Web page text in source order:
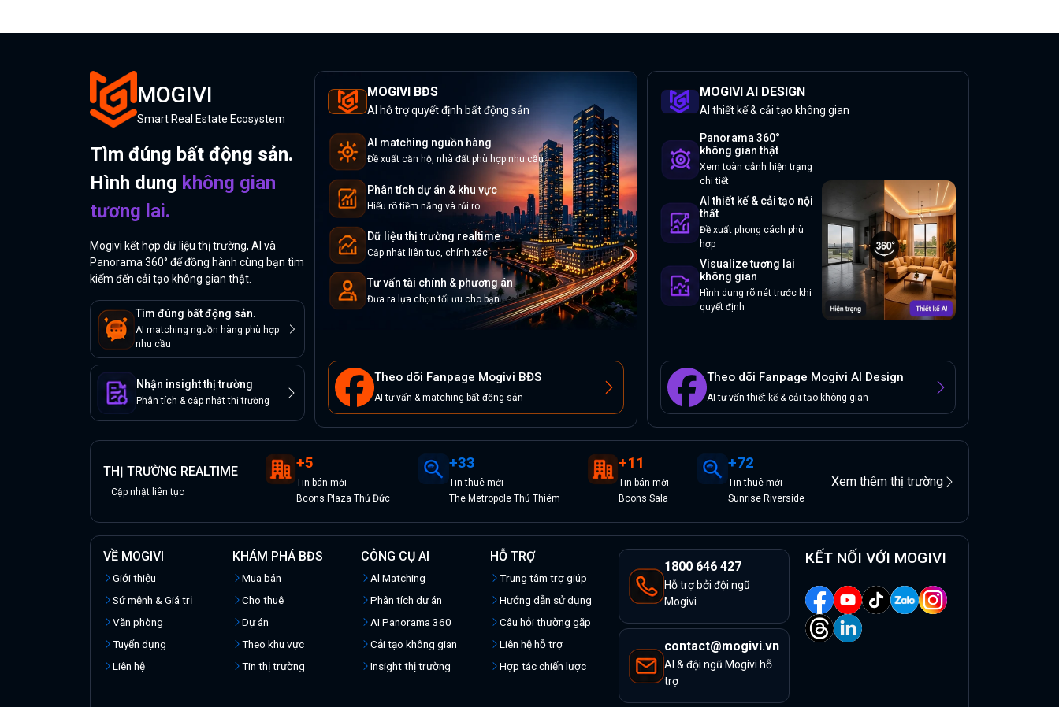
MOGIVI
Smart Real Estate Ecosystem
Tìm đúng bất động sản.
Hình dung không gian
tương lai.
Mogivi kết hợp dữ liệu thị trường, AI và
Panorama 360° để đồng hành cùng bạn tìm
kiếm đến cải tạo không gian thật.
Tìm đúng bất động sản.
AI matching nguồn hàng phù hợp
nhu cầu
Nhận insight thị trường
Phân tích & cập nhật thị trường
MOGIVI BĐS
AI hỗ trợ quyết định bất động sản
AI matching nguồn hàng
Đề xuất căn hộ, nhà đất phù hợp nhu cầu
Phân tích dự án & khu vực
Hiểu rõ tiềm năng và rủi ro
Dữ liệu thị trường realtime
Cập nhật liên tục, chính xác
Tư vấn tài chính & phương án
Đưa ra lựa chọn tối ưu cho bạn
Theo dõi Fanpage Mogivi BĐS
AI tư vấn & matching bất động sản
MOGIVI AI DESIGN
AI thiết kế & cải tạo không gian
Panorama 360°
không gian thật
Xem toàn cảnh hiện trạng
chi tiết
AI thiết kế & cải tạo nội
thất
Đề xuất phong cách phù
hợp
Visualize tương lai
không gian
Hình dung rõ nét trước khi
quyết định
Theo dõi Fanpage Mogivi AI Design
AI tư vấn thiết kế & cải tạo không gian
THỊ TRƯỜNG REALTIME
Cập nhật liên tục
+5
Tin bán mới
Bcons Plaza Thủ Đức
+33
Tinthuêmới
The Metropole Thủ Thiêm
+11
Tin bán mới
Bcons Sala
+72
Tinthuêmới
Sunrise Riverside
Xem thêm thị trường
VỀ MOGIVI
Giới thiệu
Sứ mệnh & Giá trị
Văn phòng
Tuyển dụng
Liên hệ
KHÁM PHÁ BĐS
Mua bán
Cho thuê
Dự án
Theo khu vực
Tin thị trường
CÔNG CỤ AI
Al Matching
Phân tích dự án
AI Panorama 360
Cải tạo không gian
Insight thị trường
HỖ TRỢ
Trung tâm trợ giúp
Hướng dẫn sử dụng
Câu hỏi thường gặp
Liên hệ hỗ trợ
Hợp tác chiến lược
1800 646 427
Hỗ trợ bởi đội ngũ
Mogivi
contact@mogivi.vn
AI & đội ngũ Mogivi hỗ
trợ
KẾT NỐI VỚI MOGIVI